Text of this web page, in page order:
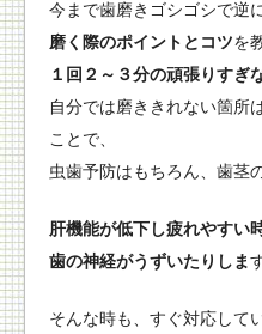
今まで歯磨きゴシゴシで逆
磨く際のポイントとコツを
１回２～３分の頑張りすぎ
自分では磨ききれない箇所
ことで、
虫歯予防はもちろん、歯茎
肝機能が低下し疲れやすい
歯の神経がうずいたりしま
そんな時も、すぐ対応して